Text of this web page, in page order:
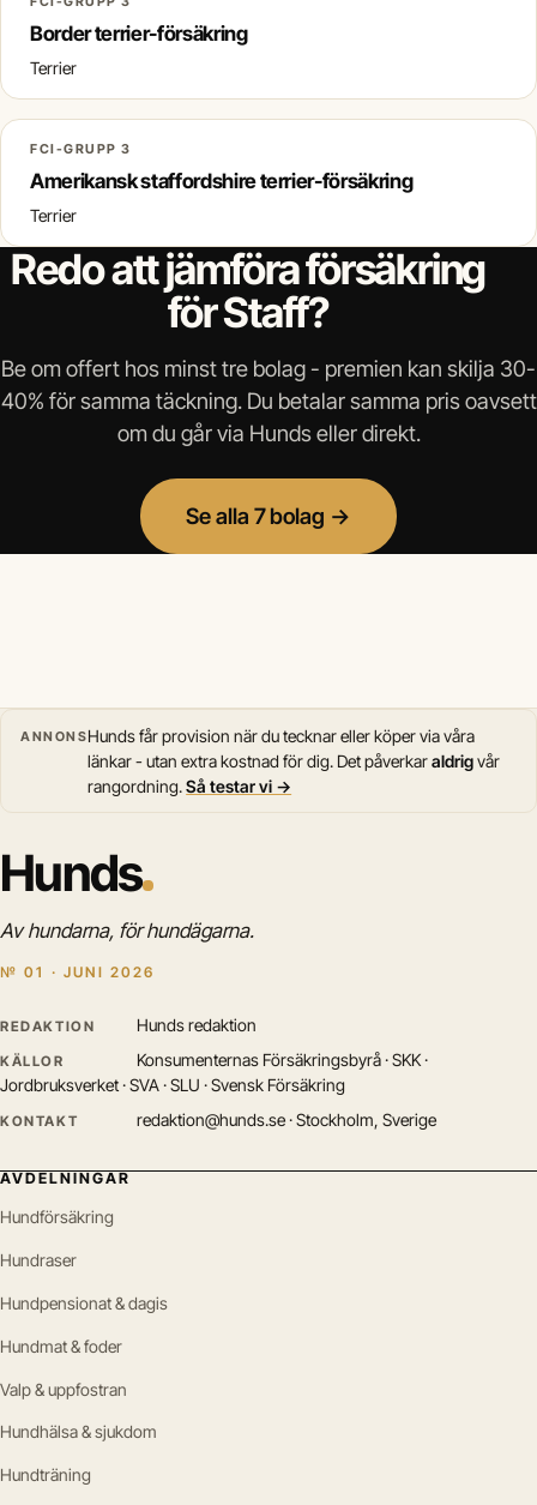
Border terrier-försäkring
Terrier
FCI-GRUPP 3
Amerikansk staffordshire terrier-försäkring
Terrier
Redo att jämföra försäkring
för Staff?
Be om offert hos minst tre bolag - premien kan skilja 30-
40% för samma täckning. Du betalar samma pris oavsett
om du går via Hunds eller direkt.
Se alla 7 bolag →
ANNONSHunds får provision när du tecknar eller köper via våra
länkar - utan extra kostnad för dig. Det påverkaraldrigvår
rangordning.Så testar vi →
Hunds
Av hundarna, för hundägarna.
№ 01 · JUNI 2026
REDAKTION Hunds redaktion
KÄLLOR
Konsumenternas Försäkringsbyrå · SKK ·
Jordbruksverket · SVA · SLU · Svensk Försäkring
KONTAKT redaktion@hunds.se · Stockholm, Sverige
AVDELNINGAR
Hundförsäkring
Hundraser
Hundpensionat & dagis
Hundmat & foder
Valp & uppfostran
Hundhälsa & sjukdom
Hundträning